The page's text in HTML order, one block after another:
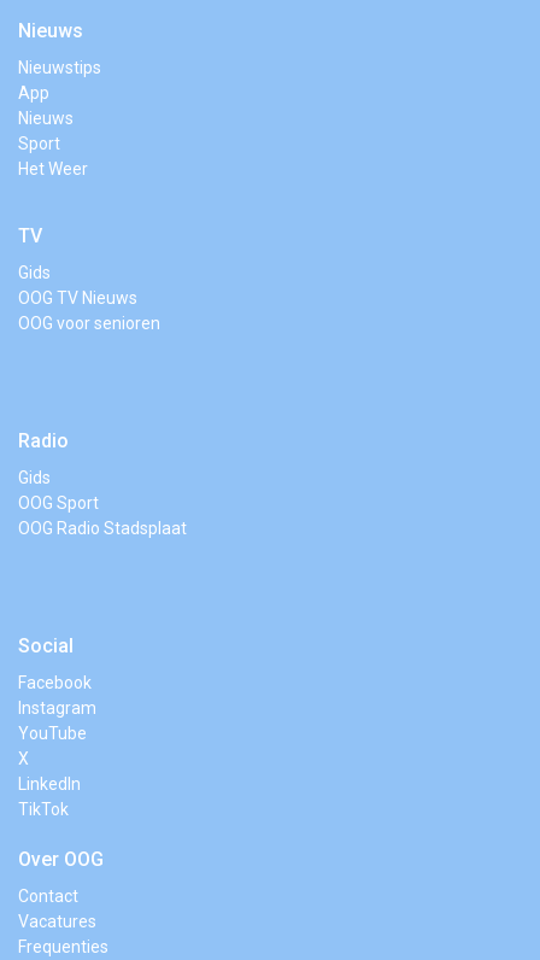
Nieuws
Nieuwstips
App
Nieuws
Sport
Het Weer
TV
Gids
OOG TV Nieuws
OOG voor senioren
Radio
Gids
OOG Sport
OOG Radio Stadsplaat
Social
Facebook
Instagram
YouTube
X
LinkedIn
TikTok
Over OOG
Contact
Vacatures
Frequenties